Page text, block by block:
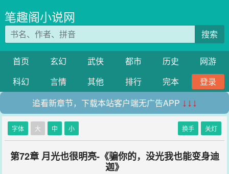
笔趣阁小说网
搜索
首页 玄幻 武侠 都市 历史
网游
科幻
言情 其他 排行 完本
登录
追看新章节，下载本站客户端无广告APP ↓↓↓
字体 大 中 小 换手 关灯
第72章 月光也很明亮-《骗你的，没光我也能变身迪
迦》